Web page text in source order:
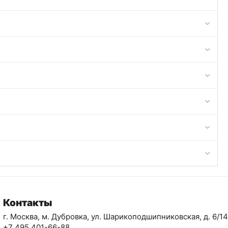
Контакты
г. Москва, м. Дубровка, ул. Шарикоподшипниковская, д. 6/14